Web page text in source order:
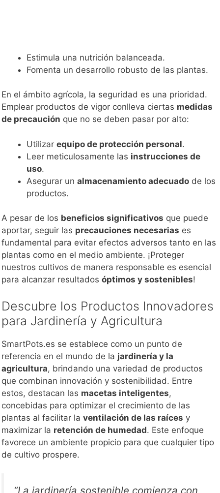
Estimula una nutrición balanceada.
Fomenta un desarrollo robusto de las plantas.
En el ámbito agrícola, la seguridad es una prioridad.
Emplear productos de vigor conlleva ciertas medidas
de precaución que no se deben pasar por alto:
Utilizar equipo de protección personal.
Leer meticulosamente las instrucciones de
uso.
Asegurar un almacenamiento adecuado de los
productos.
A pesar de los beneficios significativos que puede
aportar, seguir las precauciones necesarias es
fundamental para evitar efectos adversos tanto en las
plantas como en el medio ambiente. ¡Proteger
nuestros cultivos de manera responsable es esencial
para alcanzar resultados óptimos y sostenibles!
Descubre los Productos Innovadores
para Jardinería y Agricultura
SmartPots.es se establece como un punto de
referencia en el mundo de la jardinería y la
agricultura, brindando una variedad de productos
que combinan innovación y sostenibilidad. Entre
estos, destacan las macetas inteligentes,
concebidas para optimizar el crecimiento de las
plantas al facilitar la ventilación de las raíces y
maximizar la retención de humedad. Este enfoque
favorece un ambiente propicio para que cualquier tipo
de cultivo prospere.
“La jardinería sostenible comienza con